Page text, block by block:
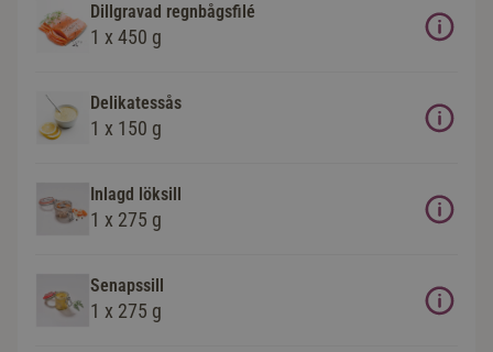
Dillgravad regnbågsfilé
1 x 450 g
Delikatessås
1 x 150 g
Inlagd löksill
1 x 275 g
Senapssill
1 x 275 g